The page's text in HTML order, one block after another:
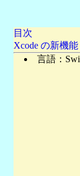
目次
Xcode の新機能
言語：